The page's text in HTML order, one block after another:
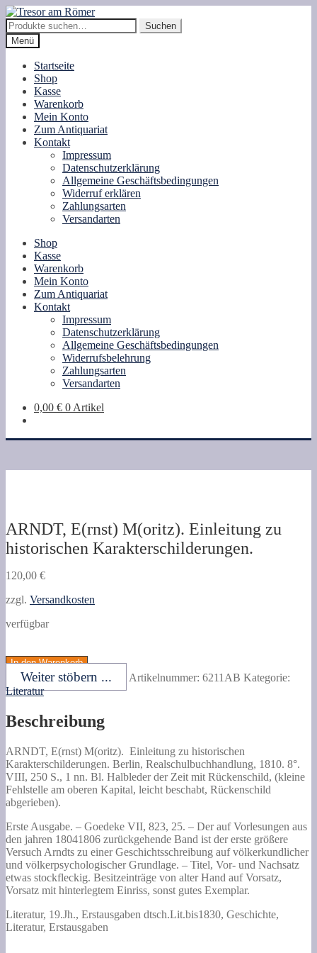
Zur
Navigation
springen
Zum
Inhalt
springen
Suche
nach:
Suchen
Menü
Startseite
Shop
Kasse
Warenkorb
Mein Konto
Zum Antiquariat
Kontakt
Impressum
Datenschutzerklärung
Allgemeine Geschäftsbedingungen
Widerruf erklären
Zahlungsarten
Versandarten
Shop
Kasse
Warenkorb
Mein Konto
Zum Antiquariat
Kontakt
Impressum
Datenschutzerklärung
Allgemeine Geschäftsbedingungen
Widerrufsbelehrung
Zahlungsarten
Versandarten
0,00 € 0 Artikel
ARNDT, E(rnst) M(oritz). Einleitung zu
historischen Karakterschilderungen.
120,00 €
zzgl. Versandkosten
verfügbar
E(rnst)
M(oritz).
Einleitung
zu
Karakterschilderungen.
In den Warenkorb
Weiter stöbern ... Artikelnummer: 6211AB Kategorie:
Literatur
Beschreibung
ARNDT, E(rnst) M(oritz). Einleitung zu historischen
Karakterschilderungen. Berlin, Realschulbuchhandlung, 1810. 8°.
VIII, 250 S., 1 nn. Bl. Halbleder der Zeit mit Rückenschild, (kleine
Fehlstelle am oberen Kapital, leicht beschabt, Rückenschild
abgerieben).
Erste Ausgabe. – Goedeke VII, 823, 25. – Der auf Vorlesungen aus
den jahren 18041806 zurückgehende Band ist der erste größere
Versuch Arndts zu einer Geschichtsschreibung auf völkerkundlicher
und völkerpsychologischer Grundlage. – Titel, Vor- und Nachsatz
etwas stockfleckig. Besitzeinträge von alter Hand auf Vorsatz,
Vorsatz mit hinterlegtem Einriss, sonst gutes Exemplar.
Literatur, 19.Jh., Erstausgaben dtsch.Lit.bis1830, Geschichte,
Literatur, Erstausgaben